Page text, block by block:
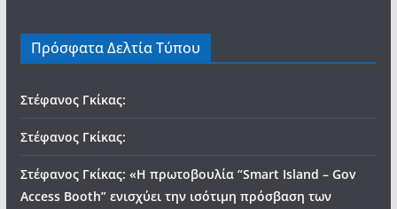
Πρόσφατα Δελτία Τύπου
Στέφανος Γκίκας:
Στέφανος Γκίκας:
Στέφανος Γκίκας: «Η πρωτοβουλία “Smart Island – Gov
Access Booth” ενισχύει την ισότιμη πρόσβαση των